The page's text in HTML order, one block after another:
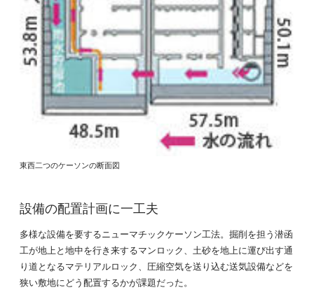
東西二つのケーソンの断面図
設備の配置計画に一工夫
多様な設備を要するニューマチックケーソン工法。掘削を担う潜函
工が地上と地中を行き来するマンロック、土砂を地上に運び出す通
り道となるマテリアルロック、圧縮空気を送り込む送気設備などを
狭い敷地にどう配置するかが課題だった。